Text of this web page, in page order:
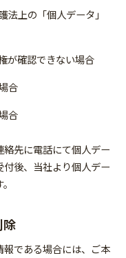
法上の「個人データ」
が確認できない場合
合
合
先に電話にて個人デー
後、当社より個人デー
除
である場合には、ご本